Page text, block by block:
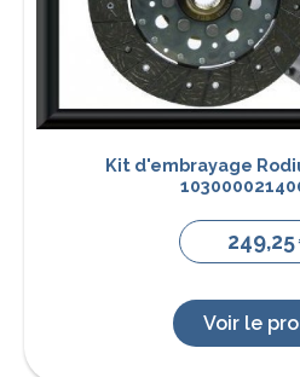
Kit d'embrayage
249,25
Voir le